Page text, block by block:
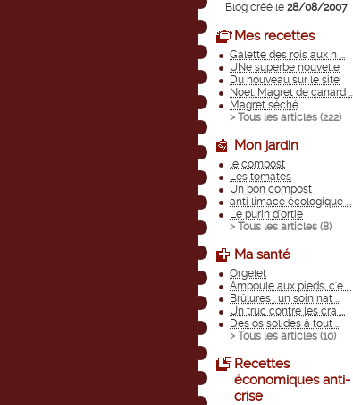
Blog créé le 28/08/2007
Mes recettes
Galette des rois aux n ...
UNe superbe nouvelle
Du nouveau sur le site
Noel. Magret de canard ...
Magret séché
> Tous les articles (222)
Mon jardin
le compost
Les tomates
Un bon compost
anti limace écologique ...
Le purin d’ortie
> Tous les articles (8)
Ma santé
Orgelet
Ampoule aux pieds, c'e ...
Brûlures : un soin nat ...
Un truc contre les cra ...
Des os solides à tout ...
> Tous les articles (10)
Recettes
économiques anti-
crise